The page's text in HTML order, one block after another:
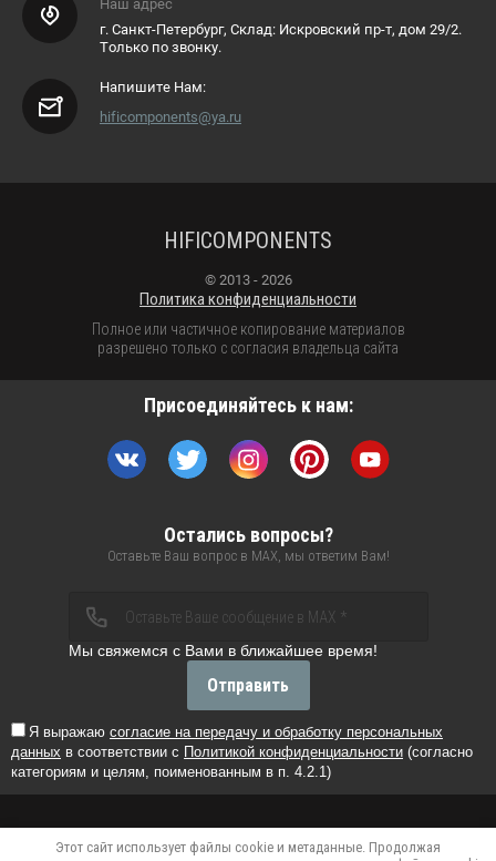
Наш адрес
г. Санкт-Петербург, Склад: Искровский пр-т, дом 29/2.
Только по звонку.
Напишите Нам:
hificomponents@ya.ru
HIFICOMPONENTS
© 2013 - 2026
Политика конфиденциальности
Полное или частичное копирование материалов
разрешено только с согласия владельца сайта
Присоединяйтесь к нам:
Остались вопросы?
Оставьте Ваш вопрос в MAX, мы ответим Вам!
Мы свяжемся с Вами в ближайшее время!
Я выражаю согласие на передачу и обработку персональных
данных в соответствии с Политикой конфиденциальности (согласно
категориям и целям, поименованным в п. 4.2.1)
Отправить
Verification: 32b43869f5c4208cVerification:
Этот сайт использует файлы cookie и метаданные. Продолжая